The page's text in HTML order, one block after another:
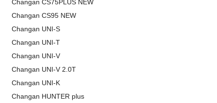
Changan CS75PLUS NEW
Changan CS95 NEW
Changan UNI-S
Changan UNI-T
Changan UNI-V
Changan UNI-V 2.0T
Changan UNI-K
Changan HUNTER plus